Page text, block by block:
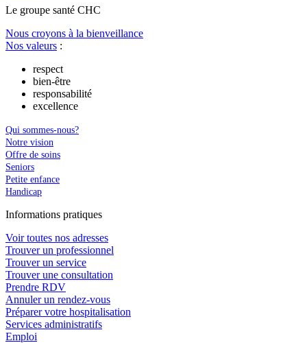
Le groupe santé CHC
Nous croyons à la bienveillance
Nos valeurs :
respect
bien-être
responsabilité
excellence
Qui sommes-nous?
Notre vision
Offre de soins
Seniors
Petite enfance
Handicap
Informations pratiques
Voir toutes nos adresses
Trouver un professionnel
Trouver un service
Trouver une consultation
Prendre RDV
Annuler un rendez-vous
Préparer votre hospitalisation
Services administratifs
Emploi​